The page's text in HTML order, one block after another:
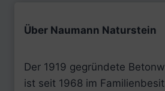
Über Naumann Naturstein
Der 1919 gegründete
ist seit 1968 im